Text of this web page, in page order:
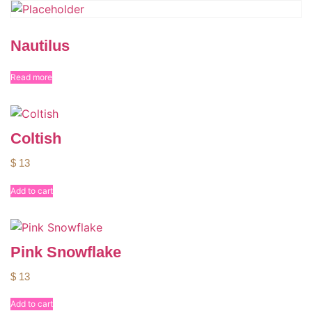
Nautilus
Read more
Coltish
$ 13
Add to cart
Pink Snowflake
$ 13
Add to cart